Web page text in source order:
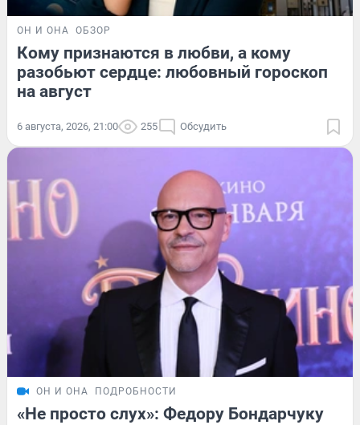
ОН И ОНА ОБЗОР
Кому признаются в любви, а кому
разобьют сердце: любовный гороскоп
на август
6 августа, 2026, 21:00 255 Обсудить
ОН И ОНА ПОДРОБНОСТИ
«Не просто слух»: Федору Бондарчуку